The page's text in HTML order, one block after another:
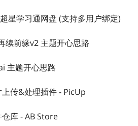
星学习通网盘 (支持多用户绑定)
续前缘v2 主题开心思路
主题开心思路
传&处理插件 - PicUp
库 - AB Store